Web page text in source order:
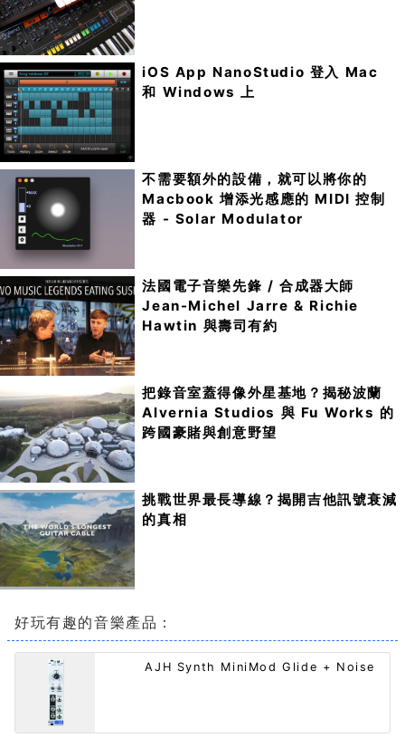
iOS App NanoStudio 登入 Mac
和 Windows 上
不需要額外的設備，就可以將你的
Macbook 增添光感應的 MIDI 控制
器 - Solar Modulator
法國電子音樂先鋒 / 合成器大師
Jean-Michel Jarre & Richie
Hawtin 與壽司有約
把錄音室蓋得像外星基地？揭秘波蘭
Alvernia Studios 與 Fu Works 的
跨國豪賭與創意野望
挑戰世界最長導線？揭開吉他訊號衰減
的真相
好玩有趣的音樂產品：
AJH Synth MiniMod Glide + Noise